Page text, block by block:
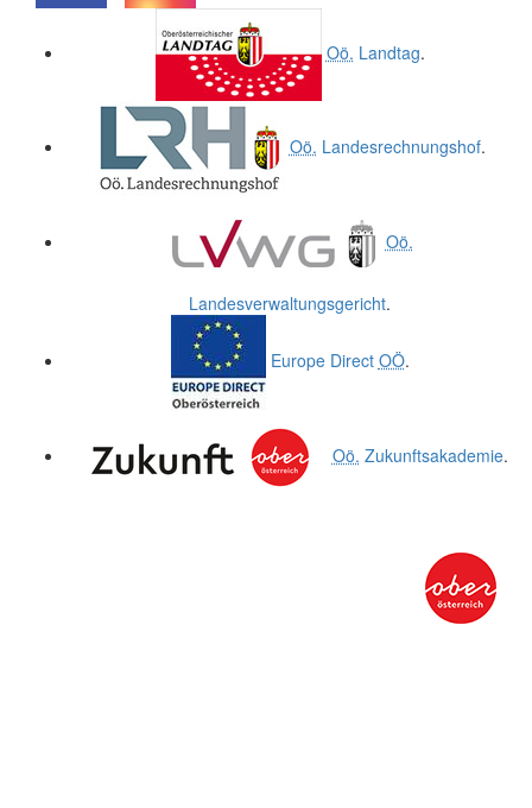
Oö. Landtag.
Oö. Landesrechnungshof.
Oö.
Landesverwaltungsgericht.
Europe Direct OÖ.
Oö. Zukunftsakademie.